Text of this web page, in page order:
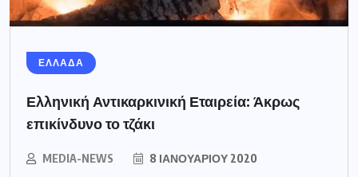
ΕΛΛΑΔΑ
Ελληνική Αντικαρκινική Εταιρεία: Άκρως
επικίνδυνο το τζάκι
MEDIA-NEWS 8 ΙΑΝΟΥΑΡΊΟΥ 2020